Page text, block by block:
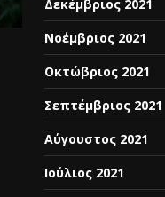
Δεκέμβριος 2021
Νοέμβριος 2021
Οκτώβριος 2021
Σεπτέμβριος 2021
Αύγουστος 2021
Ιούλιος 2021